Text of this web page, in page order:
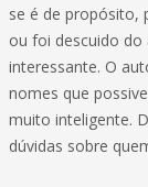
se é de propósito,
ou foi descuido
interessante. O
nomes que
muito inteligente.
dúvidas sobre